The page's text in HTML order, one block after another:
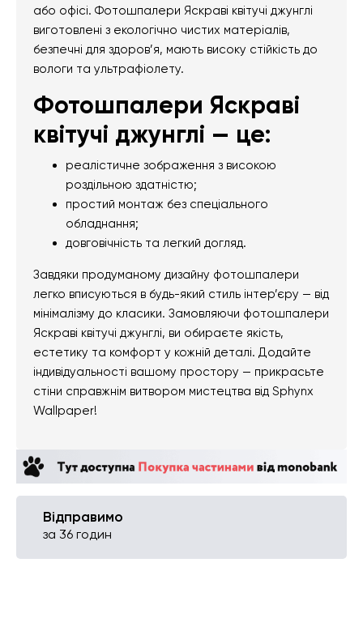
або офісі. Фотошпалери Яскраві квітучі джунглі
виготовлені з екологічно чистих матеріалів,
безпечні для здоров’я, мають високу стійкість до
вологи та ультрафіолету.
Фотошпалери Яскраві
квітучі джунглі — це:
реалістичне зображення з високою
роздільною здатністю;
простий монтаж без спеціального
обладнання;
довговічність та легкий догляд.
Завдяки продуманому дизайну фотошпалери
легко вписуються в будь-який стиль інтер’єру — від
мінімалізму до класики. Замовляючи фотошпалери
Яскраві квітучі джунглі, ви обираєте якість,
естетику та комфорт у кожній деталі. Додайте
індивідуальності вашому простору — прикрасьте
стіни справжнім витвором мистецтва від Sphynx
Wallpaper!
Відправимо
за 36 годин